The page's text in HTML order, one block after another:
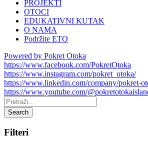
PROJEKTI
OTOCI
EDUKATIVNI KUTAK
O NAMA
Podržite ETO
Powered by Pokret Otoka
https://www.facebook.com/PokretOtoka
https://www.instagram.com/pokret_otoka/
https://www.linkedin.com/company/pokret-
https://www.youtube.com/
Pretraži:
Search
Filteri